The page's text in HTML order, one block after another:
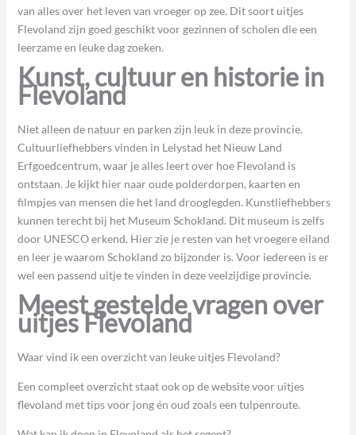
van alles over het leven van vroeger op zee. Dit soort uitjes
Flevoland zijn goed geschikt voor gezinnen of scholen die een
leerzame en leuke dag zoeken.
Kunst, cultuur en historie in
Flevoland
Niet alleen de natuur en parken zijn leuk in deze provincie.
Cultuurliefhebbers vinden in Lelystad het Nieuw Land
Erfgoedcentrum, waar je alles leert over hoe Flevoland is
ontstaan. Je kijkt hier naar oude polderdorpen, kaarten en
filmpjes van mensen die het land drooglegden. Kunstliefhebbers
kunnen terecht bij het Museum Schokland. Dit museum is zelfs
door UNESCO erkend. Hier zie je resten van het vroegere eiland
en leer je waarom Schokland zo bijzonder is. Voor iedereen is er
wel een passend uitje te vinden in deze veelzijdige provincie.
Meest gestelde vragen over
uitjes Flevoland
Waar vind ik een overzicht van leuke uitjes Flevoland?
Een compleet overzicht staat ook op de website voor uitjes
flevoland met tips voor jong én oud zoals een tulpenroute.